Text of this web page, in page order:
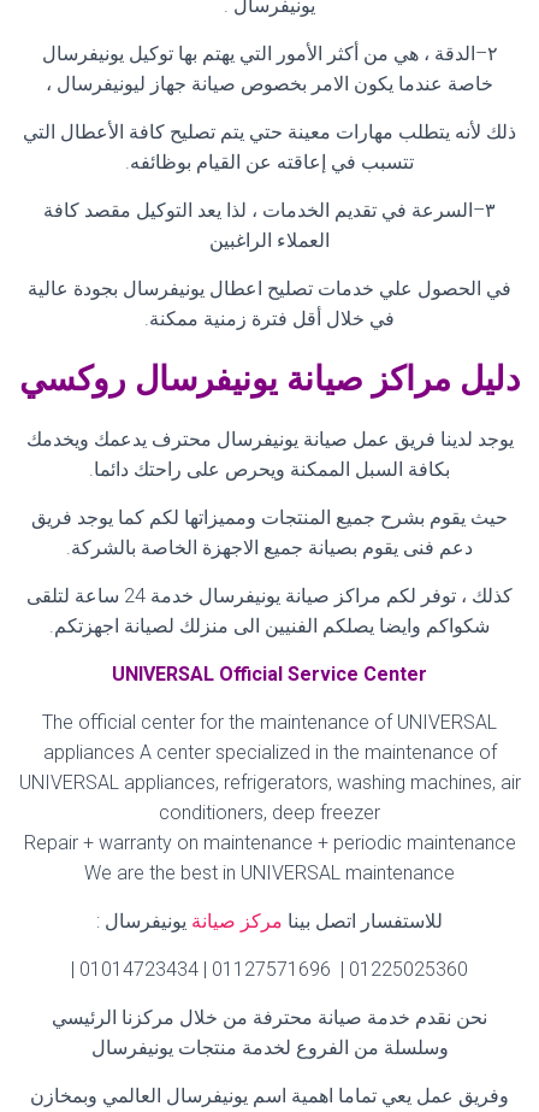
يونيفرسال
٢–الدقة ، هي من أكثر الأمور التي يهتم بها توكيل يونيفرسال
خاصة عندما يكون الامر بخصوص صيانة جهاز ليونيفرسال ،
ذلك لأنه يتطلب مهارات معينة حتي يتم تصليح كافة الأعطال التي
تتسبب في إعاقته عن القيام بوظائفه
٣–السرعة في تقديم الخدمات ، لذا يعد التوكيل مقصد كافة
العملاء الراغبين
في الحصول علي خدمات تصليح اعطال يونيفرسال بجودة عالية
في خلال أقل فترة زمنية ممكنة
دليل مراكز صيانة يونيفرسال روكسي
يوجد لدينا فريق عمل صيانة يونيفرسال محترف يدعمك ويخدمك
بكافة السبل الممكنة ويحرص على راحتك دائما
حيث يقوم بشرح جميع المنتجات ومميزاتها لكم كما يوجد فريق
دعم فنى يقوم بصيانة جميع الاجهزة الخاصة بالشركة
كذلك ، توفر لكم مراكز صيانة يونيفرسال خدمة 24 ساعة لتلقى
شكواكم وايضا يصلكم الفنيين الى منزلك لصيانة اجهزتكم
UNIVERSAL Official Service Center
The official center for the maintenance of UNIVERSAL
appliances A center specialized in the maintenance of
UNIVERSAL appliances, refrigerators, washing machines, air
conditioners, deep freezer
Repair + warranty on maintenance + periodic maintenance
We are the best in UNIVERSAL maintenance
للاستفسار اتصل بينا مركز صيانة يونيفرسال :
01225025360 | 01127571696 | 01014723434 |
نحن نقدم خدمة صيانة محترفة من خلال مركزنا الرئيسي
وسلسلة من الفروع لخدمة منتجات يونيفرسال
وفريق عمل يعي تماما اهمية اسم يونيفرسال العالمي وبمخازن